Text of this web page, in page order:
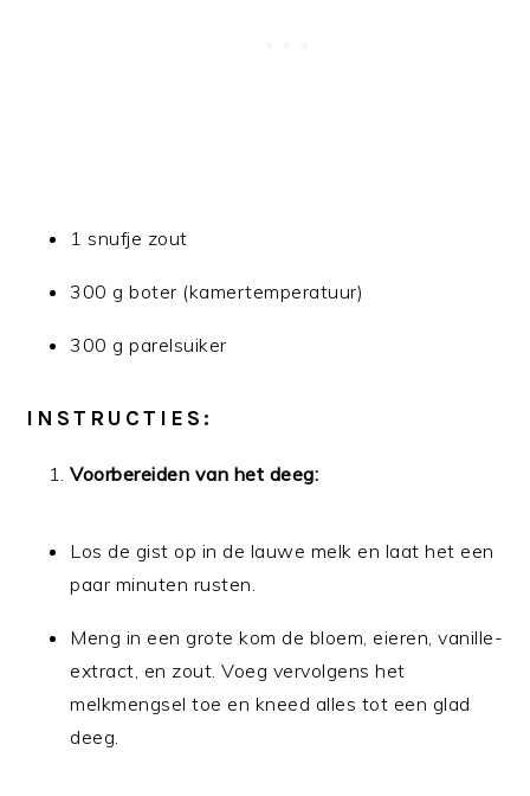
1 snufje zout
300 g boter (kamertemperatuur)
300 g parelsuiker
INSTRUCTIES:
Voorbereiden van het deeg:
Los de gist op in de lauwe melk en laat het een
paar minuten rusten.
Meng in een grote kom de bloem, eieren, vanille-
extract, en zout. Voeg vervolgens het
melkmengsel toe en kneed alles tot een glad
deeg.